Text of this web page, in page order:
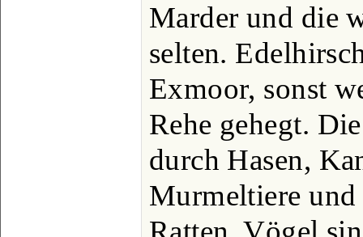
Marder und die
selten.
Exmoor, sonst
Rehe gehegt.
durch Hasen,
Murmeltiere und